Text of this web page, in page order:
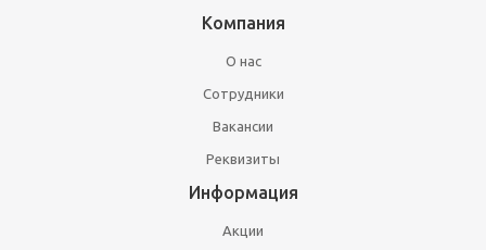
Компания
О нас
Сотрудники
Вакансии
Реквизиты
Информация
Акции